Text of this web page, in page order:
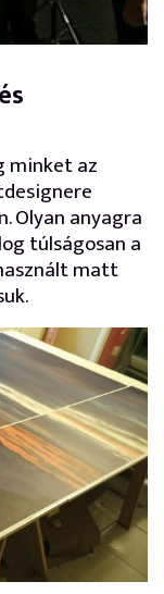
minket az
Olyan anyagra
túlságosan a
matt